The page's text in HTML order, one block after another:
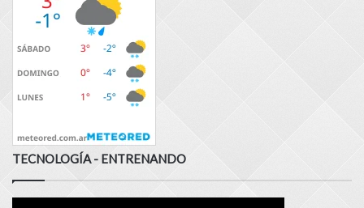
TECNOLOGÍA - ENTRENANDO